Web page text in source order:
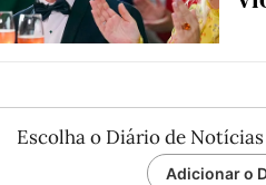
Escolha o Diário de
Adicionar o